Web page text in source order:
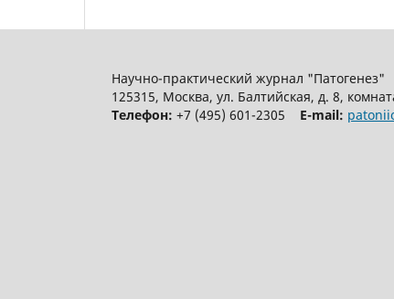
Научно-практический журнал "Патогенез"
125315, Москва, ул. Балтийская, д. 8,
Телефон: +7 (495) 601-2305 E-mail: